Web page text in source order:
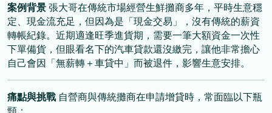
案例背景張大哥在傳統市場經營生鮮攤商多年，平時生意穩
定、現金流充足，但因為是「現金交易」，沒有傳統的薪資
轉帳紀錄。近期適逢旺季進貨期，需要一筆大額資金一次性
下單備貨，但眼看名下的汽車貸款還沒繳完，讓他非常擔心
自己會因「無薪轉＋車貸中」而被退件，影響生意安排。
痛點與挑戰自營商與傳統攤商在申請增貸時，常面臨以下瓶